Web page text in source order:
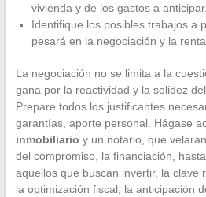
vivienda y de los gastos a anticipar.
Identifique los posibles trabajos a
pesará en la negociación y la
La negociación no se limita a la
gana por la reactividad y la solidez
Prepare todos los justificantes
garantías, aporte personal. Hágase
inmobiliario y un notario, que
del compromiso, la financiación,
aquellos que buscan invertir, la clave
la optimización fiscal, la anticipación